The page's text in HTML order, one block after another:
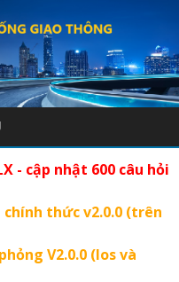
- cập nhật 600 câu hỏi
chính thức v2.0.0 (trên
V2.0.0 (Ios và